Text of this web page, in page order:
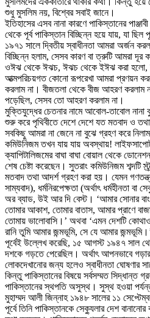
শুধু মুসলিম নয়, বিশ্বের সবাই জানে।
ইতিহাসের এসব নানা কারণে পাকিস্তানের
থেকে পূর্ব পাকিস্তান বিচ্ছিন্ন হয়ে যায়, যা ছিল
১৯৭১ সালে দ্বিতীয় স্বাধীনতা আমরা অর্জন
বিচ্ছিন্ন হলাম, সেসব কারণ বা ত্রুটি আমরা
ওঈঝ থেকে ঈঝচ, ঈঝচ থেকে ইঈঝ করা হলো,
আত্মপরিচয়গত কোনো রূপরেখা আমরা প্রণয়ন
করলাম না। বীজতলা থেকে বীজ আহরণ করলাম
পড়েছিল, সেসব তো আহরণ করলাম না।
মুক্তিযুদ্ধের চেতনার নামে আবোল-তাবোল
শুরু করে পৃথিবীতে দেশে দেশে যত মতবাদ ও
সবকিছু আমরা না জেনে না বুঝে গ্রহণ করে
কমিউনিজম তখন যায় যায় অবস্থায়! লাইফসাপোর্ট
ক্যাপিটালিজমের বাঘা বাঘা বোয়াল থেকে
শেষ চেষ্টা করেছেন। সুতরাং কমিউনিজম শব্দটি
মতবাদ তথা আদর্শ গ্রহণ করা হয়। যেমন
সাম্যবাদ), ধর্মনিরপেক্ষতা (অর্থাৎ ধর্মহীনতা বা
অর ব্যাড, উই আর দি বেস্ট। ‘আমার সোনার
তোমার আকাশ, তোমার বাতাস, আমার প্রাণে
তোমায় ভালোবাসি।’ অথবা ‘এমন দেশটি
রানি তুমি আমার জন্মভূমি, সে যে আমার
পূর্বেই উল্লেখ করেছি, ১৫ আগস্ট ১৯৪৭ সাল
দশকে গড়তে পেরেছিল। অর্থাৎ আপনভাবে
লোকদেখানোর জন্য হলেও স্বাধীনতা ঘোষণার
কিন্তু পাকিস্তানের বিষয়ে সর্বসম্মত সিদ্ধান্ত
পাকিস্তানের স্থপতি অসুস্থ। সুস্থ হওয়া
মুহাম্মদ আলী জিন্নাহ ১৯৪৮ সালের ১১
পূর্বে তিনি পাকিস্তানকে সেক্যুলার দেশ বানানোর